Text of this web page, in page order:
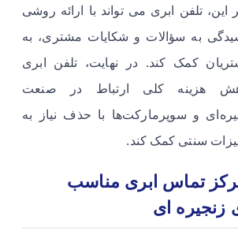
تلفن ابری می تواند با ارائه روشی
به سؤالات و شکایات مشتری، به
کمک کند. در نهایت، تلفن ابری
هزینه کلی ارتباط در صنعت
و سوپرمارکت‌ها با حذف نیاز به
سنتی کمک کند.
تماس ابری مناسب
ای